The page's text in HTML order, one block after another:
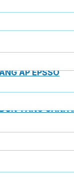
ÁP EPSSO
TẦNG CÁNH
TẦNG CÁNH
ĐA TẦNG CÁNH